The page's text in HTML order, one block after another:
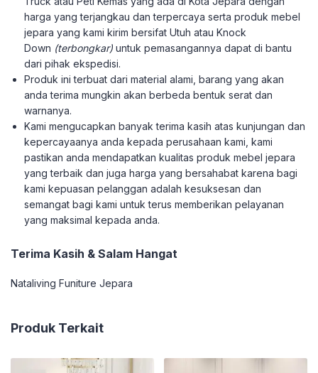
harga yang terjangkau dan terpercaya serta produk mebel
jepara yang kami kirim bersifat Utuh atau Knock
Down (terbongkar) untuk pemasangannya dapat di bantu
dari pihak ekspedisi.
Produk ini terbuat dari material alami, barang yang akan
anda terima mungkin akan berbeda bentuk serat dan
warnanya.
Kami mengucapkan banyak terima kasih atas kunjungan dan
kepercayaanya anda kepada perusahaan kami, kami
pastikan anda mendapatkan kualitas produk mebel jepara
yang terbaik dan juga harga yang bersahabat karena bagi
kami kepuasan pelanggan adalah kesuksesan dan
semangat bagi kami untuk terus memberikan pelayanan
yang maksimal kepada anda.
Terima Kasih & Salam Hangat
Nataliving Funiture Jepara
Produk Terkait